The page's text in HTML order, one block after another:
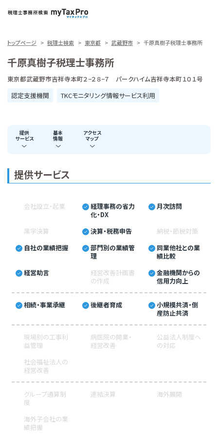
トップページ 税理士検索 東京都 武蔵野市 千原真樹子税理士事務所
千原真樹子税理士事務所
東京都武蔵野市吉祥寺本町２−２８−７ パークハイム吉祥寺本町１０１号
認定支援機関
TKCモニタリング情報サービス利用
提供
サービス
基本
情報
アクセス
マップ
提供サービス
会社設立・起業
経理事務の省力
化・DX
月次訪問
黒字決算 決算・税務申告
納税・節税対策
自社の業績把握
部門別の業績管
理
同業他社との業
績比較
経営助言
経営改善計画書
の作成
金融機関からの
信用力向上
相続・事業承継 後継者育成
小規模共済・倒
産防止共済
現場別の工事利
益管理
病医院の開業・
経営改善
公益法人制度へ
の対応
社会福祉法人の
経営改善
グループ通算制
度
連結決算 海外展開
海外子会社の業
績把握